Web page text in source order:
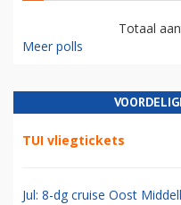
Totaal
Meer polls
TUI vliegtickets
Jul: 8-dg cruise Oost